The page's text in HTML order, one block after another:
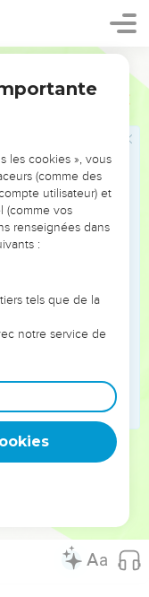
tu briseras son
Laban
la bénédiction
son coeur : Les
et je tuerai Jacob,
son fils aîné ;
jeune fils, et lui dit :
dans l'espoir de
: Lève-toi, fuis
jusqu'à ce que
détourne de toi et
et que je te
deux en un jour ?
à cause des
d'entre les filles de
les cookies », vous
(comme des
utilisateur) et
(comme vos
renseignées dans
:
tels que de la
notre service de